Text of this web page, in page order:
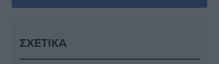
ΣΧΕΤΙΚΆ